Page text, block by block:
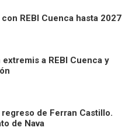
REBI Cuenca hasta 2027
a REBI Cuenca y
de Ferran Castillo.
de Nava